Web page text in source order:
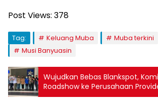
Post Views: 378
Tag: Keluang Muba
Muba terkini
Musi Banyuasin
Wujudkan Bebas Blankspot,
Roadshow ke Perusahaan